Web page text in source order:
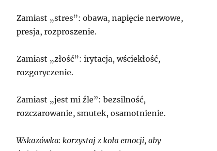
Zamiast „stres”: obawa, napięcie nerwowe,
presja, rozproszenie.
Zamiast „złość”: irytacja, wściekłość,
rozgoryczenie.
Zamiast „jest mi źle”: bezsilność,
rozczarowanie, smutek, osamotnienie.
Wskazówka: korzystaj z koła emocji, aby